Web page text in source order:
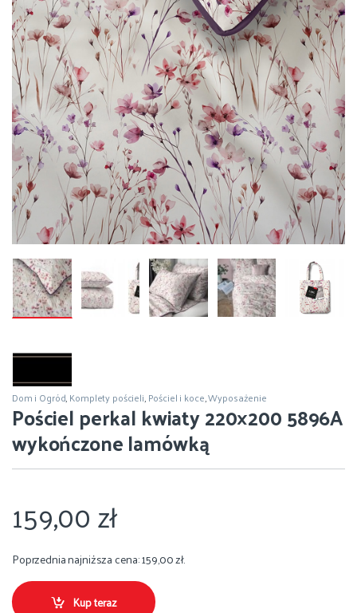
Dom i Ogród,Komplety pościeli,Pościel i koce,Wyposażenie
Pościel perkal kwiaty 220×200 5896A
wykończone lamówką
159,00zł
Poprzednia najniższa cena:159,00zł.
Kup teraz